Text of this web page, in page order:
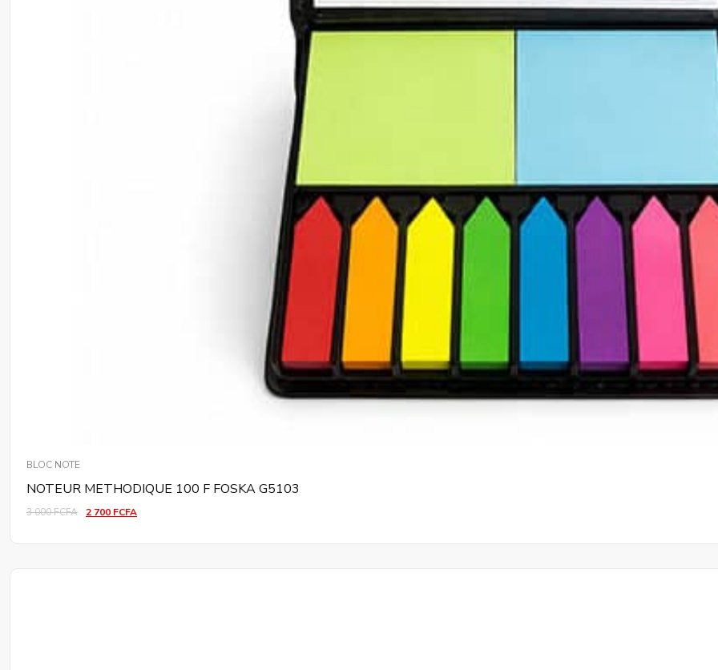
BLOC NOTE
NOTEUR METHODIQUE 100 F FOSKA G5103
3 000FCFA 2 700 FCFA